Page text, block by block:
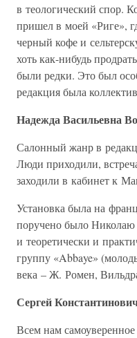
в теологический спор.
пришел в моей «Риге»,
черный кофе и
хоть как-нибудь
были редки. Это был
редакция была
Надежда Васильевна
Салонный жанр в
Люди приходили,
заходили в кабинет к
Установка была на
поручено было Николаю
и теоретически и
группу «Abbaye»
века – Ж. Ромен,
Сергей
Всем нам